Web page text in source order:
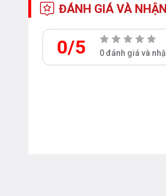
ĐÁNH GIÁ VÀ
0/5 0 đánh giá và